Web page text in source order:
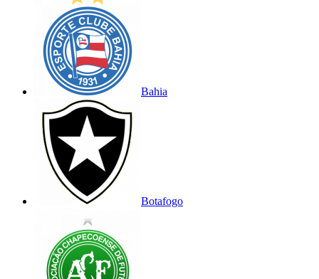
Bahia
Botafogo